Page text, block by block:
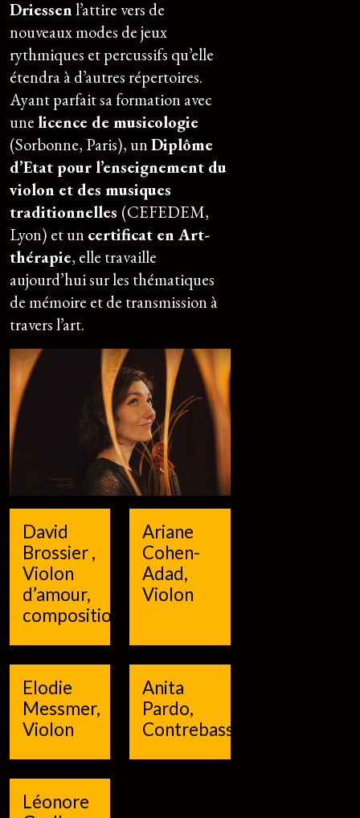
Driessenl’attire vers de
nouveaux modes de jeux
rythmiques et percussifs qu’elle
étendra à d’autres répertoires.
Ayant parfait sa formation avec
unelicence de musicologie
(Sorbonne, Paris), unDiplôme
d’Etat pour l’enseignement du
violon et des musiques
traditionnelles (CEFEDEM,
Lyon) et uncertificat en Art-
thérapie, elle travaille
aujourd’hui sur les thématiques
de mémoire et de transmission à
travers l’art.
David
Brossier ,
Violon
d’amour,
compositions
Ariane
Cohen-
Adad,
Violon
Elodie
Messmer,
Violon
Anita
Pardo,
Contrebasse
Léonore